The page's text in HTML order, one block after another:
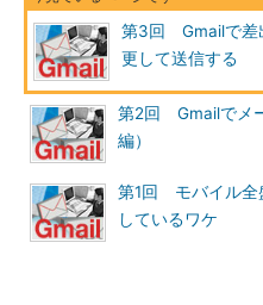
「～@example.jp」といった
きるようにするには、Gmailの
PCのWebブラウザーでGmail
コンをクリックして［設定］
そしてメールアドレスを追加
第3回 Gmailで差
更して送信する
第2回 Gmailでメ
編）
第1回 モバイル全
しているワケ